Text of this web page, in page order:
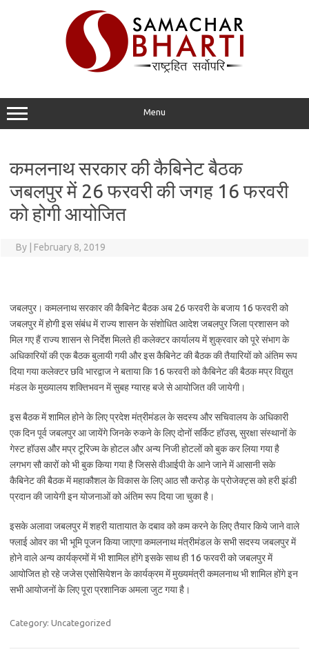
Menu
कमलनाथ सरकार की कैबिनेट बैठक
जबलपुर में 26 फरवरी की जगह 16 फरवरी
को होगी आयोजित
By February 8, 2019
जबलपुर। कमलनाथ सरकार की कैबिनेट बैठक अब 26 फरवरी के बजाय 16 फरवरी को
जबलपुर में होगी इस संबंध में राज्य शासन के संशोधित आदेश जबलपुर जिला प्रशासन को
मिल गए हैं राज्य शासन से निर्देश मिलते ही कलेक्टर कार्यालय में शुक्रवार को पूरे संभाग के
अधिकारियों की एक बैठक बुलायी गयी और इस कैबिनेट की बैठक की तैयारियों को अंतिम रूप
दिया गया कलेक्टर छवि भारद्वाज ने बताया कि 16 फरवरी को कैबिनेट की बैठक मप्र विद्युत
मंडल के मुख्यालय शक्तिभवन में सुबह ग्यारह बजे से आयोजित की जायेगी।
इस बैठक में शामिल होने के लिए प्रदेश मंत्रीमंडल के सदस्य और सचिवालय के अधिकारी
एक दिन पूर्व जबलपुर आ जायेंगे जिनके रुकने के लिए दोनों सर्किट हॉउस, सुरक्षा संस्थानों के
गेस्ट हॉउस और मप्र टूरिज्म के होटल और अन्य निजी होटलों को बुक कर लिया गया है
लगभग सौ कारों को भी बुक किया गया है जिससे वीआईपी के आने जाने में आसानी सके
कैबिनेट की बैठक में महाकौशल के विकास के लिए आठ सौ करोड़ के प्रोजेक्ट्स को हरी झंडी
प्रदान की जायेगी इन योजनाओं को अंतिम रूप दिया जा चुका है।
इसके अलावा जबलपुर में शहरी यातायात के दबाव को कम करने के लिए तैयार किये जाने वाले
फ्लाई ओवर का भी भूमि पूजन किया जाएगा कमलनाथ मंत्रीमंडल के सभी सदस्य जबलपुर में
होने वाले अन्य कार्यक्रमों में भी शामिल होंगे इसके साथ ही 16 फरवरी को जबलपुर में
आयोजित हो रहे जजेस एसोसियेशन के कार्यक्रम में मुख्यमंत्री कमलनाथ भी शामिल होंगे इन
सभी आयोजनों के लिए पूरा प्रशानिक अमला जुट गया है।
Category: Uncategorized